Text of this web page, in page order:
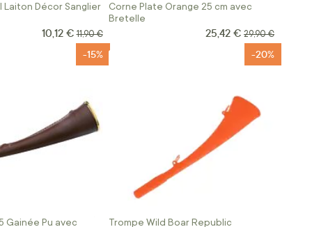
Laiton Décor Sanglier
Prix Spécial
10,12 € Prix normal
11,90 €
Corne Plate Orange 25 cm avec
Bretelle
Prix Spécial
25,42 € Prix normal
29,90 €
Gainée Pu avec
-15%
Trompe Wild Boar Republic
-20%